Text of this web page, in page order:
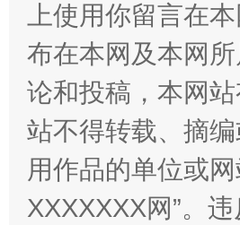
上使用你留言在
布在本网及本网
论和投稿，本网
站不得转载、摘
用作品的单位或
XXXXXXX网”。